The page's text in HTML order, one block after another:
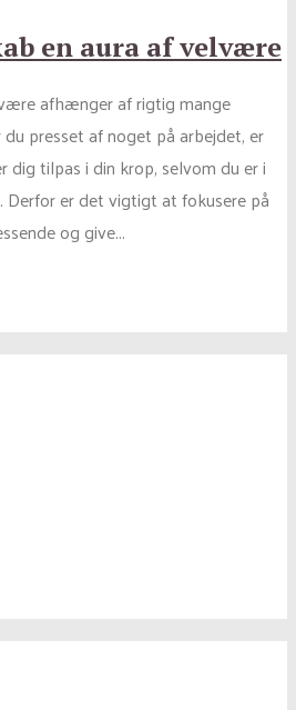
en aura af velvære
afhænger af rigtig mange
presset af noget på arbejdet, er
dig tilpas i din krop, selvom du er i
Derfor er det vigtigt at fokusere på
og give...